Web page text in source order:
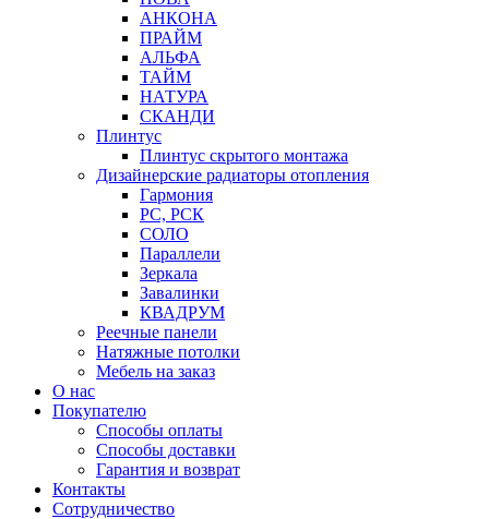
АНКОНА
ПРАЙМ
АЛЬФА
ТАЙМ
НАТУРА
СКАНДИ
Плинтус
Плинтус скрытого монтажа
Дизайнерские радиаторы отопления
Гармония
РС, РСК
СОЛО
Параллели
Зеркала
Завалинки
КВАДРУМ
Реечные панели
Натяжные потолки
Мебель на заказ
О нас
Покупателю
Способы оплаты
Способы доставки
Гарантия и возврат
Контакты
Сотрудничество